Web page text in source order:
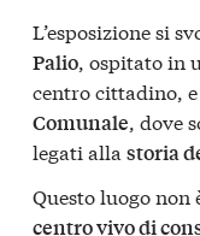
L’esposizione si
Palio, ospitato in
centro cittadino,
Comunale, dove
legati alla storia
Questo luogo non
centro vivo di